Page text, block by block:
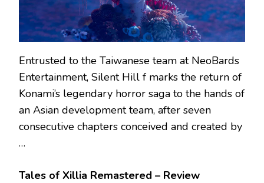
Entrusted to the Taiwanese team at NeoBards
Entertainment, Silent Hill f marks the return of
Konami’s legendary horror saga to the hands of
an Asian development team, after seven
consecutive chapters conceived and created by
…
Tales of Xillia Remastered – Review